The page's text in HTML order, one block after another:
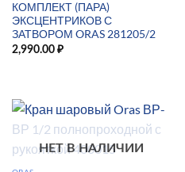
КОМПЛЕКТ (ПАРА)
ЭКСЦЕНТРИКОВ С
ЗАТВОРОМ ORAS 281205/2
2,990.00 ₽
НЕТ В НАЛИЧИИ